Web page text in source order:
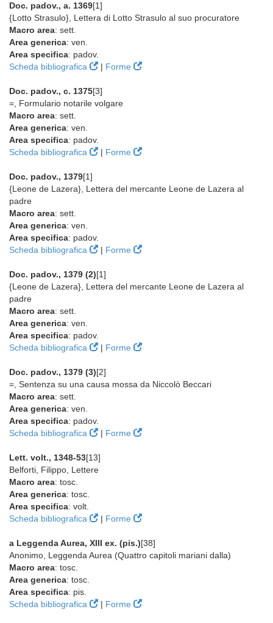
Doc. padov., a. 1369[1]
{Lotto Strasulo}, Lettera di Lotto Strasulo al suo procuratore
Macro area: sett.
Area generica: ven.
Area specifica: padov.
Scheda bibliografica
| Forme
Doc. padov., c. 1375[3]
=, Formulario notarile volgare
Macro area: sett.
Area generica: ven.
Area specifica: padov.
Scheda bibliografica
| Forme
Doc. padov., 1379[1]
{Leone de Lazera}, Lettera del mercante Leone de Lazera al
padre
Macro area: sett.
Area generica: ven.
Area specifica: padov.
Scheda bibliografica
| Forme
Doc. padov., 1379 (2)[1]
{Leone de Lazera}, Lettera del mercante Leone de Lazera al
padre
Macro area: sett.
Area generica: ven.
Area specifica: padov.
Scheda bibliografica
| Forme
Doc. padov., 1379 (3)[2]
=, Sentenza su una causa mossa da Niccolò Beccari
Macro area: sett.
Area generica: ven.
Area specifica: padov.
Scheda bibliografica
| Forme
Lett. volt., 1348-53[13]
Belforti, Filippo, Lettere
Macro area: tosc.
Area generica: tosc.
Area specifica: volt.
Scheda bibliografica
| Forme
a Leggenda Aurea, XIII ex. (pis.)[38]
Anonimo, Leggenda Aurea (Quattro capitoli mariani dalla)
Macro area: tosc.
Area generica: tosc.
Area specifica: pis.
Scheda bibliografica
| Forme